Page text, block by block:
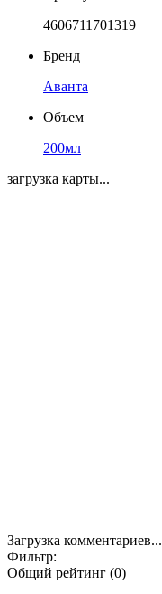
4606711701319
Бренд
Аванта
Объем
200мл
загрузка карты...
Загрузка комментариев...
Фильтр:
Общий рейтинг (0)